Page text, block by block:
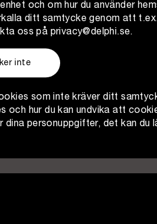
Logga in
och om hur du använder
ditt samtycke genom att
oss på privacy@delphi.se.
inte
som inte kräver ditt
och hur du kan undvika att
personuppgifter, det kan du